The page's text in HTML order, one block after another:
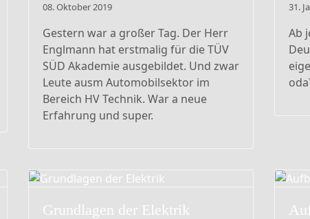
08. Oktober 2019
Gestern war a großer Tag. Der Herr
Englmann hat erstmalig für die TÜV
SÜD Akademie ausgebildet. Und zwar
Leute ausm Automobilsektor im
Bereich HV Technik. War a neue
Erfahrung und super.
31.
Ab
Grundlagen der Elektrik